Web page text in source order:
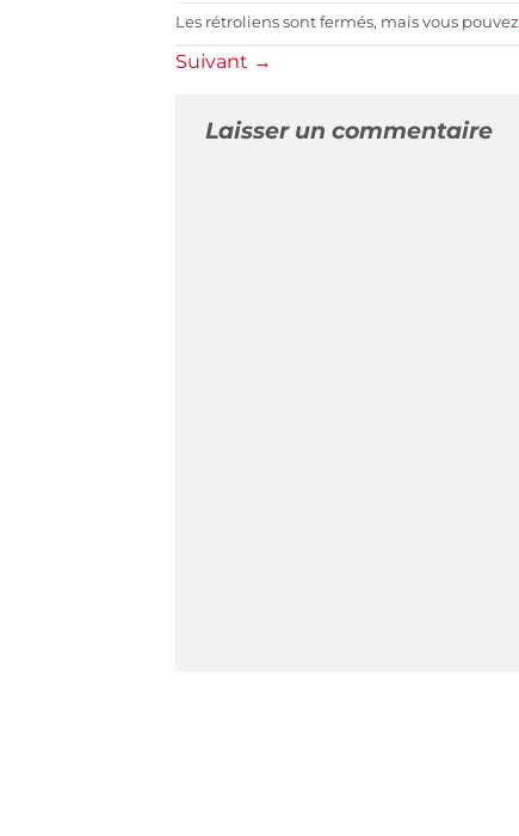
Les rétroliens sont fermés, mais vous pouvez
Suivant →
Laisser un commentaire